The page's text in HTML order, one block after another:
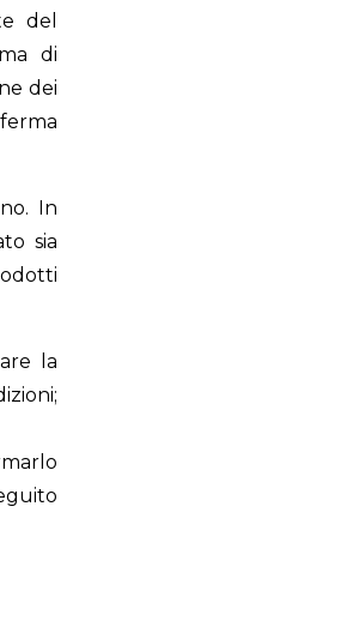
del
di
dei
In
sia
la